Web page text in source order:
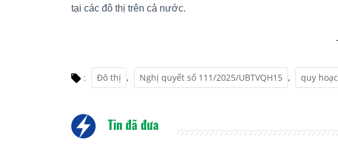
tại các đô thị trên cả nước.
: Đô thị , Nghị quyết số 111/2025/UBTVQH15 , quy
Tin đã đưa